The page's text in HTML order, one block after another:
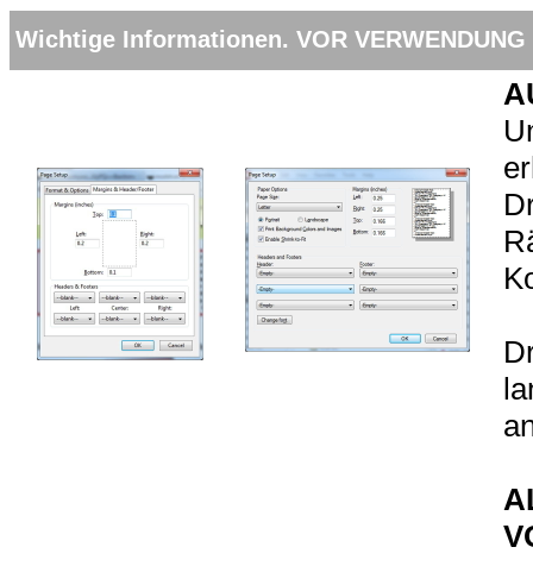
Wichtige Informationen. VOR VERWENDUNG